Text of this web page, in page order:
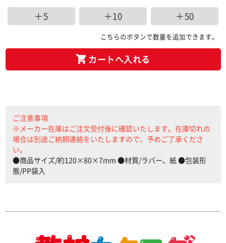
＋5 ＋10 ＋50
こちらのボタンで数量を追加できます。
カートへ入れる
ご注意事項
※メーカー在庫はご注文受付後に確認いたします。在庫切れの
場合は別途ご納期連絡をいたしますので、予めご了承くださ
い。
●商品サイズ/約120×80×7mm ●材質/ラバー、紙 ●包装形
態/PP袋入